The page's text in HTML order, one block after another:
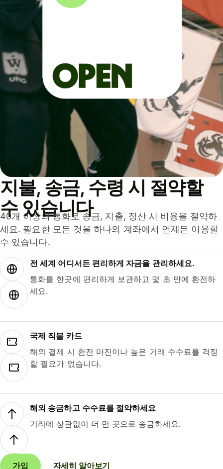
지불, 송금, 수령 시 절약할
수 있습니다
40개 이상의 통화로 송금, 지출, 정산 시 비용을 절약하
세요. 필요한 모든 것을 하나의 계좌에서 언제든 이용할
수 있습니다.
전 세계 어디서든 편리하게 자금을 관리하세요.
통화를 한곳에 편리하게 보관하고 몇 초 만에 환전하
세요.
국제 직불 카드
해외 결제 시 환전 마진이나 높은 거래 수수료를 걱정
할 필요가 없습니다.
해외 송금하고 수수료를 절약하세요
거리에 상관없이 더 먼 곳으로 송금하세요.
가입 자세히 알아보기